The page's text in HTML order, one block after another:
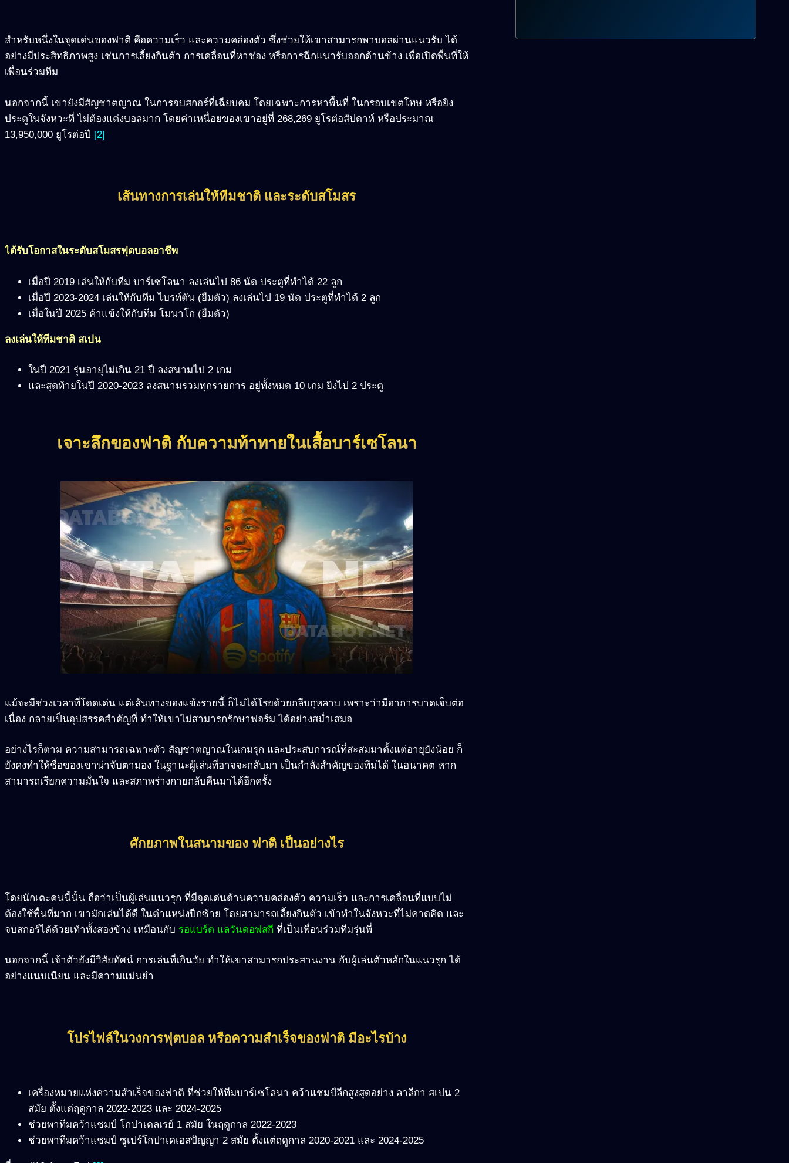
สำหรับหนึ่งในจุดเด่นของฟาติ คือความเร็ว และความคล่องตัว ซึ่งช่วยให้เขาสามารถพาบอลผ่านแนวรับ ได้
อย่างมีประสิทธิภาพสูง เช่นการเลี้ยงกินตัว การเคลื่อนที่หาช่อง หรือการฉีกแนวรับออกด้านข้าง เพื่อเปิดพื้นที่ให้
เพื่อนร่วมทีม
นอกจากนี้ เขายังมีสัญชาตญาณ ในการจบสกอร์ที่เฉียบคม โดยเฉพาะการหาพื้นที่ ในกรอบเขตโทษ หรือยิง
ประตูในจังหวะที่ ไม่ต้องแต่งบอลมาก โดยค่าเหนื่อยของเขาอยู่ที่ 268,269 ยูโรต่อสัปดาห์ หรือประมาณ
13,950,000 ยูโรต่อปี [2]
เส้นทางการเล่นให้ทีมชาติ และระดับสโมสร
ได้รับโอกาสในระดับสโมสรฟุตบอลอาชีพ
เมื่อปี 2019 เล่นให้กับทีม บาร์เซโลนา ลงเล่นไป 86 นัด ประตูที่ทำได้ 22 ลูก
เมื่อปี 2023-2024 เล่นให้กับทีม ไบรท์ตัน (ยืมตัว) ลงเล่นไป 19 นัด ประตูที่ทำได้ 2 ลูก
เมื่อในปี 2025 ค้าแข้งให้กับทีม โมนาโก (ยืมตัว)
ลงเล่นให้ทีมชาติ สเปน
ในปี 2021 รุ่นอายุไม่เกิน 21 ปี ลงสนามไป 2 เกม
และสุดท้ายในปี 2020-2023 ลงสนามรวมทุกรายการ อยู่ทั้งหมด 10 เกม ยิงไป 2 ประตู
เจาะลึกของฟาติ กับความท้าทายในเสื้อบาร์เซโลนา
แม้จะมีช่วงเวลาที่โดดเด่น แต่เส้นทางของแข้งรายนี้ ก็ไม่ได้โรยด้วยกลีบกุหลาบ เพราะว่ามีอาการบาดเจ็บต่อ
เนื่อง กลายเป็นอุปสรรคสำคัญที่ ทำให้เขาไม่สามารถรักษาฟอร์ม ได้อย่างสม่ำเสมอ
อย่างไรก็ตาม ความสามารถเฉพาะตัว สัญชาตญาณในเกมรุก และประสบการณ์ที่สะสมมาตั้งแต่อายุยังน้อย ก็
ยังคงทำให้ชื่อของเขาน่าจับตามอง ในฐานะผู้เล่นที่อาจจะกลับมา เป็นกำลังสำคัญของทีมได้ ในอนาคต หาก
สามารถเรียกความมั่นใจ และสภาพร่างกายกลับคืนมาได้อีกครั้ง
ศักยภาพในสนามของ ฟาติ เป็นอย่างไร
โดยนักเตะคนนี้นั้น ถือว่าเป็นผู้เล่นแนวรุก ที่มีจุดเด่นด้านความคล่องตัว ความเร็ว และการเคลื่อนที่แบบไม่
ต้องใช้พื้นที่มาก เขามักเล่นได้ดี ในตำแหน่งปีกซ้าย โดยสามารถเลี้ยงกินตัว เข้าทำในจังหวะที่ไม่คาดคิด และ
จบสกอร์ได้ด้วยเท้าทั้งสองข้าง เหมือนกับ รอแบร์ต แลวันดอฟสกี ที่เป็นเพื่อนร่วมทีมรุ่นพี่
นอกจากนี้ เจ้าตัวยังมีวิสัยทัศน์ การเล่นที่เกินวัย ทำให้เขาสามารถประสานงาน กับผู้เล่นตัวหลักในแนวรุก ได้
อย่างแนบเนียน และมีความแม่นยำ
โปรไฟล์ในวงการฟุตบอล หรือความสำเร็จของฟาติ มีอะไรบ้าง
เครื่องหมายแห่งความสำเร็จของฟาติ ที่ช่วยให้ทีมบาร์เซโลนา คว้าแชมป์ลีกสูงสุดอย่าง ลาลีกา สเปน 2
สมัย ตั้งแต่ฤดูกาล 2022-2023 และ 2024-2025
ช่วยพาทีมคว้าแชมป์ โกปาเดลเรย์ 1 สมัย ในฤดูกาล 2022-2023
ช่วยพาทีมคว้าแชมป์ ซูเปร์โกปาเดเอสปัญญา 2 สมัย ตั้งแต่ฤดูกาล 2020-2021 และ 2024-2025